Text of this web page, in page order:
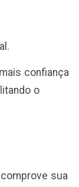
confiança
o
sua